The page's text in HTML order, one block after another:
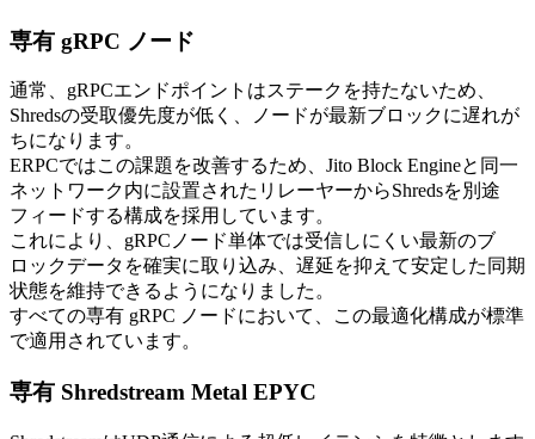
専有 gRPC ノード
通常、gRPCエンドポイントはステークを持たないため、
Shredsの受取優先度が低く、ノードが最新ブロックに遅れが
ちになります。
ERPCではこの課題を改善するため、Jito Block Engineと同一
ネットワーク内に設置されたリレーヤーからShredsを別途
フィードする構成を採用しています。
これにより、gRPCノード単体では受信しにくい最新のブ
ロックデータを確実に取り込み、遅延を抑えて安定した同期
状態を維持できるようになりました。
すべての専有 gRPC ノードにおいて、この最適化構成が標準
で適用されています。
専有 Shredstream Metal EPYC